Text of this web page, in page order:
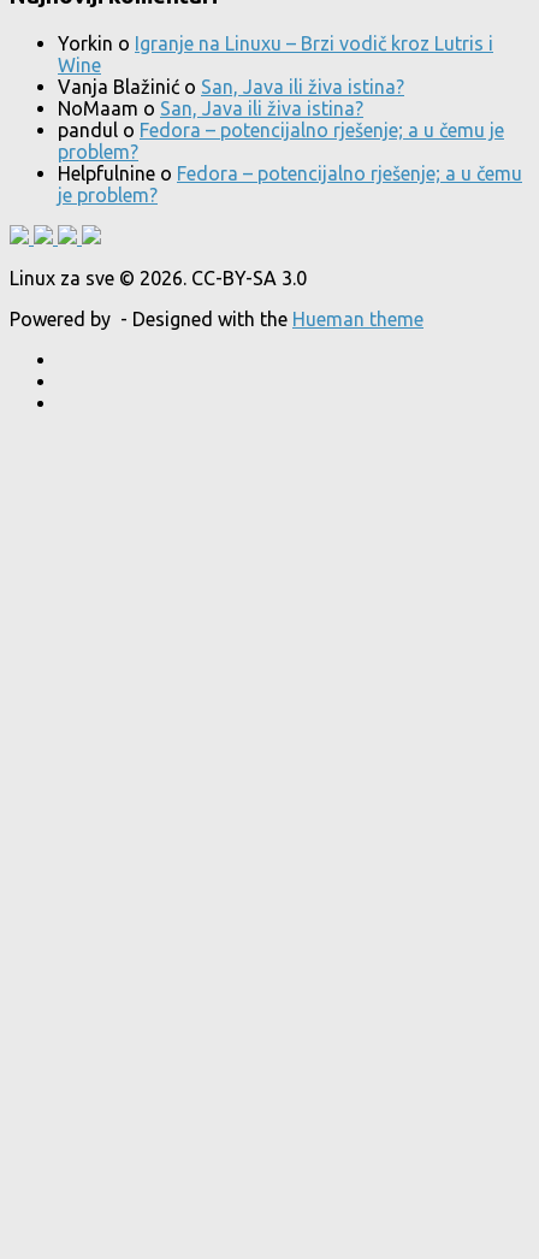
Yorkin o Igranje na Linuxu – Brzi vodič kroz Lutris i
Wine
Vanja Blažinić o San, Java ili živa istina?
NoMaam o San, Java ili živa istina?
pandul o Fedora – potencijalno rješenje; a u čemu je
problem?
Helpfulnine o Fedora – potencijalno rješenje; a u čemu
je problem?
Linux za sve © 2026. CC-BY-SA 3.0
Powered by - Designed with the Hueman theme